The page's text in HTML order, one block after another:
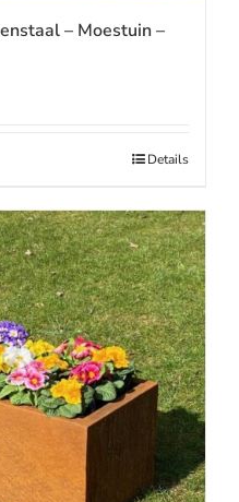
– Moestuin –
Details